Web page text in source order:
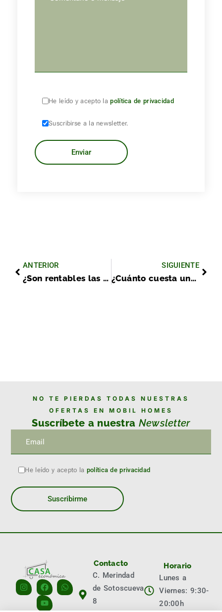
He leído y acepto lapolítica de privacidad
Suscribirse a la newsletter.
ANTERIOR
¿Son rentables las casas mobil home, prefabricadas o modulares como inversión?
SIGUIENTE
¿Cuánto cuesta una casa prefabricada? Descubre modelos reales y precios actuales
NO TE PIERDAS TODAS NUESTRAS
OFERTAS EN MOBIL HOMES
Suscríbete a nuestra Newsletter
He leído y acepto la política de privacidad
Contacto
C. Merindad
de Sotoscueva
8
Horario
Lunes a
Viernes: 9:30-
20:00h